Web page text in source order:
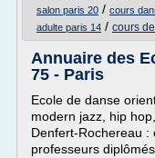
salon paris 20 / cours
adulte paris 14 / cours
Annuaire des
75 - Paris
Ecole de danse
modern jazz, hip
Denfert-Rochereau
professeurs